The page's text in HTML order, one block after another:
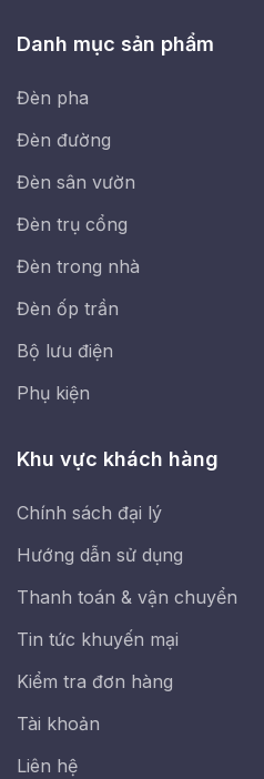
Danh mục sản phẩm
Đèn pha
Đèn đường
Đèn sân vườn
Đèn trụ cổng
Đèn trong nhà
Đèn ốp trần
Bộ lưu điện
Phụ kiện
Khu vực khách hàng
Chính sách đại lý
Hướng dẫn sử dụng
Thanh toán & vận chuyển
Tin tức khuyến mại
Kiểm tra đơn hàng
Tài khoản
Liên hệ